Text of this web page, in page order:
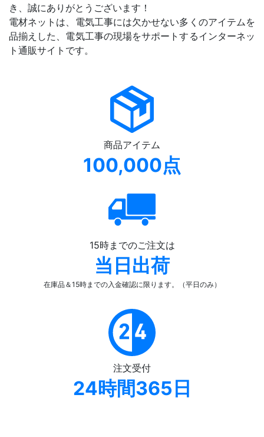
き、誠にありがとうございます！
電材ネットは、電気工事には欠かせない多くのアイテムを
品揃えした、電気工事の現場をサポートするインターネッ
ト通販サイトです。
商品アイテム
100,000点
15時までのご注文は
当日出荷
在庫品＆15時までの入金確認に限ります。（平日のみ）
注文受付
24時間365日